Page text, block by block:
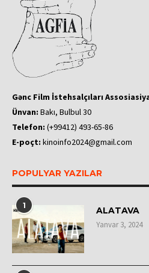
Gənc Film İstehsalçıları
Ünvan: Bakı, Bulbul 30
Telefon: (+99412) 493-65-86
E-poçt: kinoinfo2024@gmail.com
POPULYAR YAZILAR
1 ALATAVA
Yanvar 3, 2024